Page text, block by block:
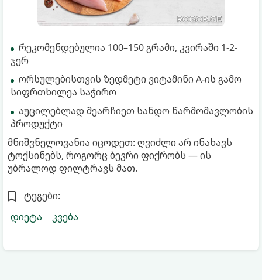
რეკომენდებულია 100–150 გრამი, კვირაში 1-2-
ჯერ
ორსულებისთვის ზედმეტი ვიტამინი A-ის გამო
სიფრთხილეა საჭირო
აუცილებლად შეარჩიეთ სანდო წარმომავლობის
პროდუქტი
მნიშვნელოვანია იცოდეთ: ღვიძლი არ ინახავს
ტოქსინებს, როგორც ბევრი ფიქრობს — ის
უბრალოდ ფილტრავს მათ.
ტეგები:
დიეტა
კვება